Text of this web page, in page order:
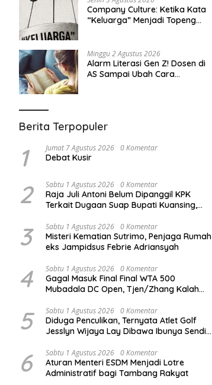
Company Culture: Ketika Kata
“Keluarga” Menjadi Topeng
Minggu 2 Agustus 2026
Alarm Literasi Gen Z! Dosen di
AS Sampai Ubah Cara
Berita Terpopuler
1 Jumat 7 Agustus 2026 0 Komentar
Debat Kusir
2 Sabtu 1 Agustus 2026 0 Komentar
Raja Juli Antoni Belum Dipanggil KPK
Terkait Dugaan Suap Bupati Kuansing,
Tidak
3 Sabtu 1 Agustus 2026 0 Komentar
Misteri Kematian Sutrimo, Penjaga Rumah
eks Jampidsus Febrie Adriansyah
4 Sabtu 1 Agustus 2026 0 Komentar
Gagal Masuk Final Final WTA 500
Mubadala DC Open, Tjen/Zhang Kalah
Jumat Malam
5 Sabtu 1 Agustus 2026 0 Komentar
Diduga Penculikan, Ternyata Atlet Golf
Jesslyn Wijaya Lay Dibawa Ibunya Sendiri
6 Sabtu 1 Agustus 2026 0 Komentar
Aturan Menteri ESDM Menjadi Lotre
Administratif bagi Tambang Rakyat